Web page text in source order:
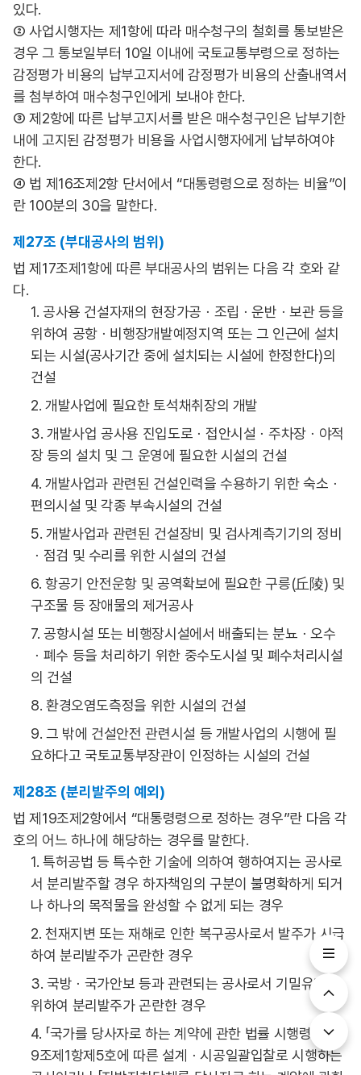
있다.
② 사업시행자는 제1항에 따라 매수청구의 철회를 통보받은
경우 그 통보일부터 10일 이내에 국토교통부령으로 정하는
감정평가 비용의 납부고지서에 감정평가 비용의 산출내역서
를 첨부하여 매수청구인에게 보내야 한다.
③ 제2항에 따른 납부고지서를 받은 매수청구인은 납부기한
내에 고지된 감정평가 비용을 사업시행자에게 납부하여야
한다.
④ 법 제16조제2항 단서에서 “대통령령으로 정하는 비율”이
란 100분의 30을 말한다.
제27조 (부대공사의 범위)
법 제17조제1항에 따른 부대공사의 범위는 다음 각 호와 같
다.
1. 공사용 건설자재의 현장가공ㆍ조립ㆍ운반ㆍ보관 등을
위하여 공항ㆍ비행장개발예정지역 또는 그 인근에 설치
되는 시설(공사기간 중에 설치되는 시설에 한정한다)의
건설
2. 개발사업에 필요한 토석채취장의 개발
3. 개발사업 공사용 진입도로ㆍ접안시설ㆍ주차장ㆍ야적
장 등의 설치 및 그 운영에 필요한 시설의 건설
4. 개발사업과 관련된 건설인력을 수용하기 위한 숙소ㆍ
편의시설 및 각종 부속시설의 건설
5. 개발사업과 관련된 건설장비 및 검사계측기기의 정비
ㆍ점검 및 수리를 위한 시설의 건설
6. 항공기 안전운항 및 공역확보에 필요한 구릉(丘陵) 및
구조물 등 장애물의 제거공사
7. 공항시설 또는 비행장시설에서 배출되는 분뇨ㆍ오수
ㆍ폐수 등을 처리하기 위한 중수도시설 및 폐수처리시설
의 건설
8. 환경오염도측정을 위한 시설의 건설
9. 그 밖에 건설안전 관련시설 등 개발사업의 시행에 필
요하다고 국토교통부장관이 인정하는 시설의 건설
제28조 (분리발주의 예외)
법 제19조제2항에서 “대통령령으로 정하는 경우”란 다음 각
호의 어느 하나에 해당하는 경우를 말한다.
1. 특허공법 등 특수한 기술에 의하여 행하여지는 공사로
서 분리발주할 경우 하자책임의 구분이 불명확하게 되거
나 하나의 목적물을 완성할 수 없게 되는 경우
2. 천재지변 또는 재해로 인한 복구공사로서 발주가 시급
하여 분리발주가 곤란한 경우
3. 국방ㆍ국가안보 등과 관련되는 공사로서 기밀유지를
위하여 분리발주가 곤란한 경우
4. 「국가를 당사자로 하는 계약에 관한 법률 시행령」 제7
9조제1항제5호에 따른 설계ㆍ시공일괄입찰로 시행하는